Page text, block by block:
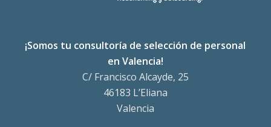
¡Somos tu consultoría de selección de personal
en Valencia!
C/ Francisco Alcayde, 25
46183 L’Eliana
Valencia